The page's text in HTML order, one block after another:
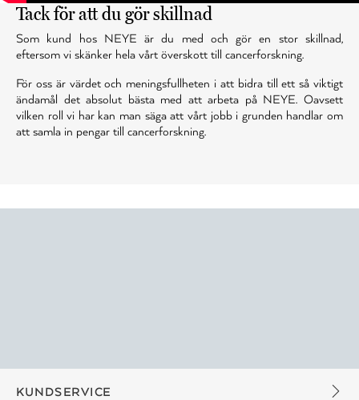
Tack för att du gör skillnad
Som kund hos NEYE är du med och gör en stor skillnad,
eftersom vi skänker hela vårt överskott till cancerforskning.
För oss är värdet och meningsfullheten i att bidra till ett så viktigt
ändamål det absolut bästa med att arbeta på NEYE. Oavsett
vilken roll vi har kan man säga att vårt jobb i grunden handlar om
att samla in pengar till cancerforskning.
KUNDSERVICE